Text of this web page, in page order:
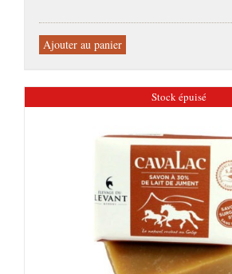
Ajouter au panier
Stock épuisé